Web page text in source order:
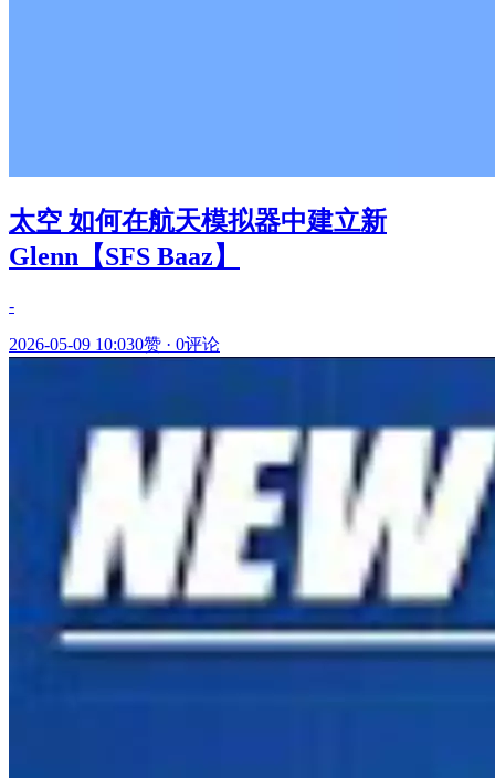
太空 如何在航天模拟器中建立新
Glenn【SFS Baaz】
-
2026-05-09 10:030赞 · 0评论